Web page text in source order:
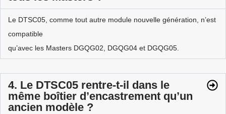
Le DTSC05, comme tout autre module nouvelle génération, n’est
compatible
qu’avec les Masters DGQG02, DGQG04 et DGQG05.
4. Le DTSC05 rentre-t-il dans le
même boîtier d’encastrement qu’un
ancien modèle ?